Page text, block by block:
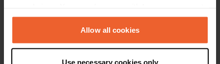
any time from the Cookie Declaration or by clicking on
the Privacy trigger icon.Allow all cookies
Use necessary cookies only
Kaart
Toon op kaart
Website